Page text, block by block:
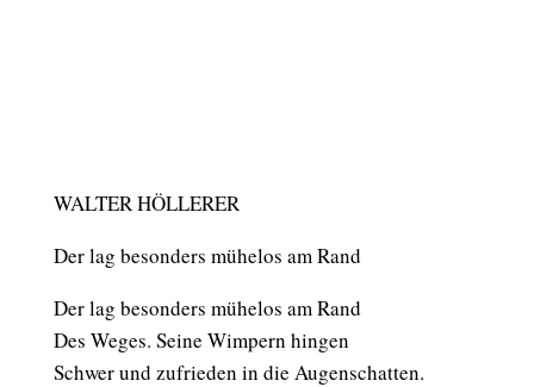
WALTER HÖLLERER
Der lag besonders mühelos am Rand
Der lag besonders mühelos am Rand
Des Weges. Seine Wimpern hingen
Schwer und zufrieden in die Augenschatten.